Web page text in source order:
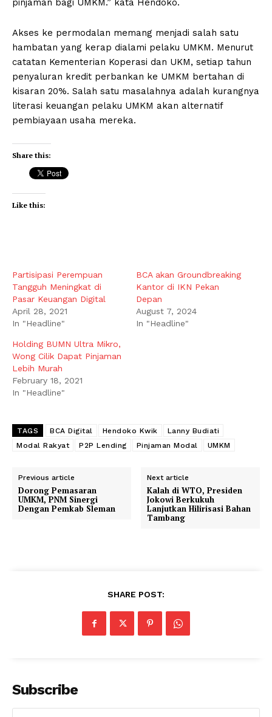
pinjaman bagi UMKM.” kata Hendoko.
Akses ke permodalan memang menjadi salah satu
hambatan yang kerap dialami pelaku UMKM. Menurut
catatan Kementerian Koperasi dan UKM, setiap tahun
penyaluran kredit perbankan ke UMKM bertahan di
kisaran 20%. Salah satu masalahnya adalah kurangnya
literasi keuangan pelaku UMKM akan alternatif
pembiayaan usaha mereka.
Share this:
Like this:
Partisipasi Perempuan
Tangguh Meningkat di
Pasar Keuangan Digital
April 28, 2021
In "Headline"
BCA akan Groundbreaking
Kantor di IKN Pekan
Depan
August 7, 2024
In "Headline"
Holding BUMN Ultra Mikro,
Wong Cilik Dapat Pinjaman
Lebih Murah
February 18, 2021
In "Headline"
TAGS BCA Digital Hendoko Kwik
Lanny Budiati
Modal Rakyat
P2P Lending Pinjaman Modal UMKM
Previous article
Dorong Pemasaran
UMKM, PNM Sinergi
Dengan Pemkab Sleman
Next article
Kalah di WTO, Presiden
Jokowi Berkukuh
Lanjutkan Hilirisasi Bahan
Tambang
SHARE POST:
Subscribe